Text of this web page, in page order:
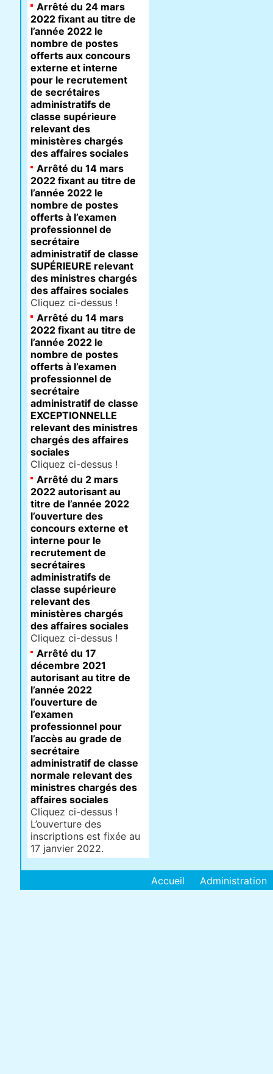
Arrêté du 24 mars
2022 fixant au titre de
l’année 2022 le
nombre de postes
offerts aux concours
externe et interne
pour le recrutement
de secrétaires
administratifs de
classe supérieure
relevant des
ministères chargés
des affaires sociales
Arrêté du 14 mars
2022 fixant au titre de
l’année 2022 le
nombre de postes
offerts à l’examen
professionnel de
secrétaire
administratif de classe
SUPÉRIEURE relevant
des ministres chargés
des affaires sociales
Cliquez ci-dessus !
Arrêté du 14 mars
2022 fixant au titre de
l’année 2022 le
nombre de postes
offerts à l’examen
professionnel de
secrétaire
administratif de classe
EXCEPTIONNELLE
relevant des ministres
chargés des affaires
sociales
Cliquez ci-dessus !
Arrêté du 2 mars
2022 autorisant au
titre de l’année 2022
l’ouverture des
concours externe et
interne pour le
recrutement de
secrétaires
administratifs de
classe supérieure
relevant des
ministères chargés
des affaires sociales
Cliquez ci-dessus !
Arrêté du 17
décembre 2021
autorisant au titre de
l’année 2022
l’ouverture de
l’examen
professionnel pour
l’accès au grade de
secrétaire
administratif de classe
normale relevant des
ministres chargés des
affaires sociales
Cliquez ci-dessus !
L’ouverture des
inscriptions est fixée au
17 janvier 2022.
Accueil Administration